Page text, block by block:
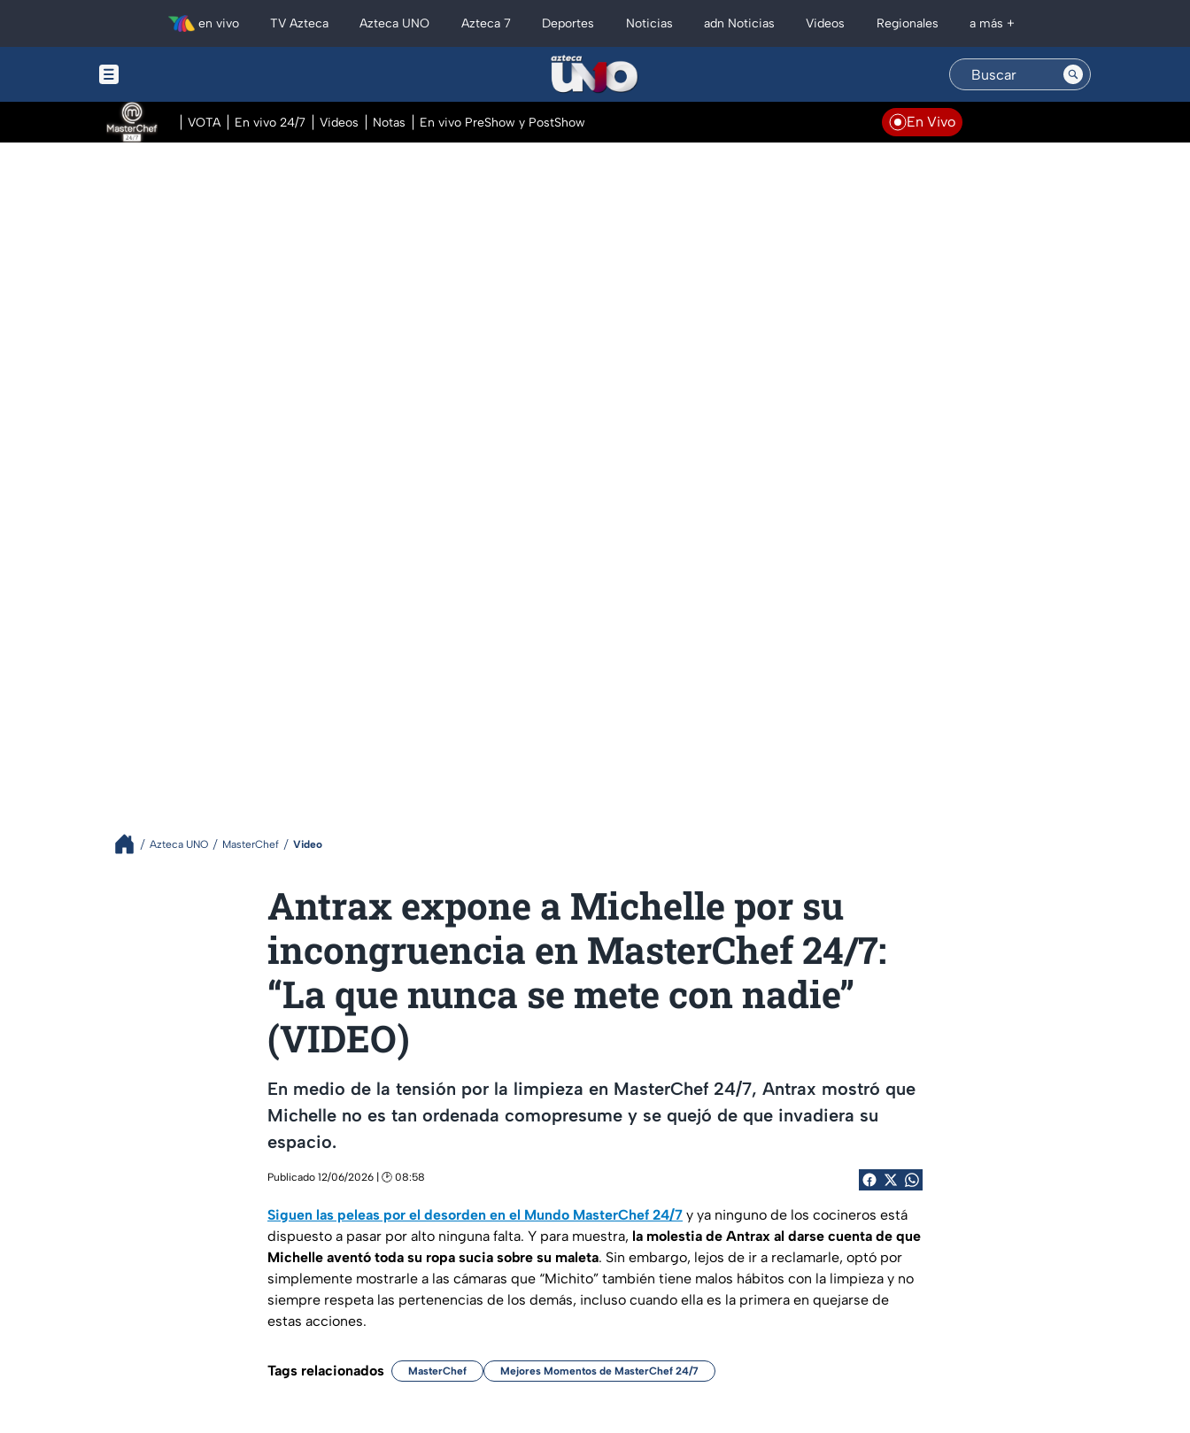
en vivo TV Azteca Azteca UNO Azteca 7 Deportes Noticias adn Noticias Videos Regionales a más +
VOTA En vivo 24/7 Videos Notas En vivo PreShow y PostShow En Vivo
Azteca UNO MasterChef Video
Antrax expone a Michelle por su
incongruencia en MasterChef 24/7:
“La que nunca se mete con nadie”
(VIDEO)
En medio de la tensión por la limpieza en MasterChef 24/7, Antrax mostró que
Michelle no es tan ordenada comopresume y se quejó de que invadiera su
espacio.
Publicado 12/06/2026 | 🕑 08:58
Siguen las peleas por el desorden en el Mundo MasterChef 24/7 y ya ninguno de los cocineros está
dispuesto a pasar por alto ninguna falta. Y para muestra, la molestia de Antrax al darse cuenta de que
Michelle aventó toda su ropa sucia sobre su maleta. Sin embargo, lejos de ir a reclamarle, optó por
simplemente mostrarle a las cámaras que “Michito” también tiene malos hábitos con la limpieza y no
siempre respeta las pertenencias de los demás, incluso cuando ella es la primera en quejarse de
estas acciones.
Tags relacionados MasterChef Mejores Momentos de MasterChef 24/7